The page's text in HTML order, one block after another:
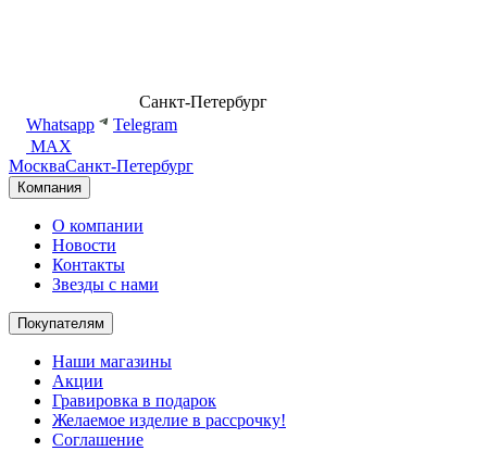
Санкт-Петербург
Whatsapp
Telegram
MAX
МоскваСанкт-Петербург
Компания
О компании
Новости
Контакты
Звезды с нами
Покупателям
Наши магазины
Акции
Гравировка в подарок
Желаемое изделие в рассрочку!
Соглашение